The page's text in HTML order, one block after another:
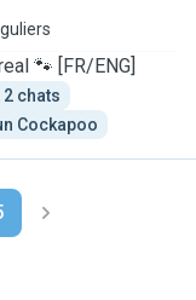
🐾 [FR/ENG]
chats
Cockapoo